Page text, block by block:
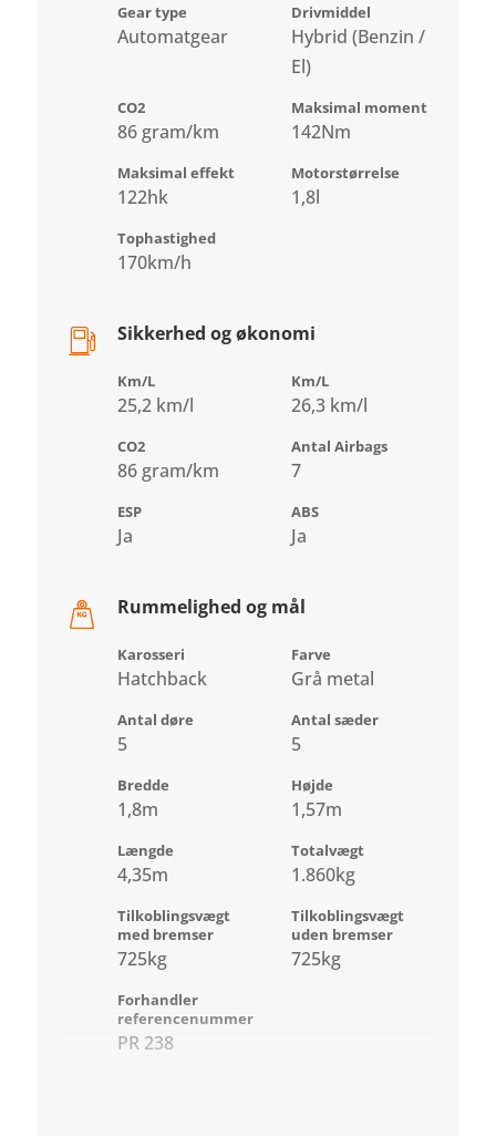
Gear type
Automatgear
Drivmiddel
Hybrid (Benzin /
El)
CO2
86 gram/km
Maksimal moment
142Nm
Maksimal effekt
122hk
Motorstørrelse
1,8l
Tophastighed
170km/h
Sikkerhed og økonomi
Km/L
25,2 km/l
Km/L
26,3 km/l
CO2
86 gram/km
Antal Airbags
7
ESP
Ja
ABS
Ja
Rummelighed og mål
Karosseri
Hatchback
Farve
Grå metal
Antal døre
5
Antal sæder
5
Bredde
1,8m
Højde
1,57m
Længde
4,35m
Totalvægt
1.860kg
Tilkoblingsvægt
med bremser
725kg
Tilkoblingsvægt
uden bremser
725kg
Forhandler
referencenummer
PR 238